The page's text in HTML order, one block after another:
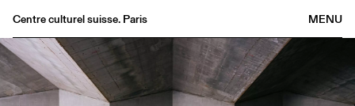
MENU
Centre culturel suisse. Paris
Agenda
Librairie
Buvette